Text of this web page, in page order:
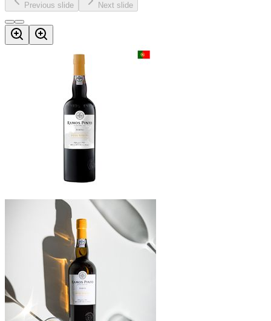
Previous slide Next slide